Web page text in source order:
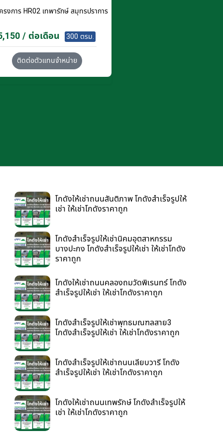
รงการHR02 เทพารักษ์ สมุทรปราการ
/ ต่อเดือน 300 ตรม.
ติดต่อตัวแทนจำหน่าย
โกดังให้เช่าถนนสันติภาพ โกดังสำเร็จรูปให้
เช่า ให้เช่าโกดังราคาถูก
โกดังสำเร็จรูปให้เช่านิคมอุตสาหกรรม
บางปะกง โกดังสำเร็จรูปให้เช่า ให้เช่าโกดัง
ราคาถูก
โกดังให้เช่าถนนคลองถมวัดพิเรนทร์ โกดัง
สำเร็จรูปให้เช่า ให้เช่าโกดังราคาถูก
โกดังสำเร็จรูปให้เช่าพุทธมณฑลสาย3
โกดังสำเร็จรูปให้เช่า ให้เช่าโกดังราคาถูก
โกดังสำเร็จรูปให้เช่าถนนเลียบวารี โกดัง
สำเร็จรูปให้เช่า ให้เช่าโกดังราคาถูก
โกดังให้เช่าถนนเทพรักษ์ โกดังสำเร็จรูปให้
เช่า ให้เช่าโกดังราคาถูก